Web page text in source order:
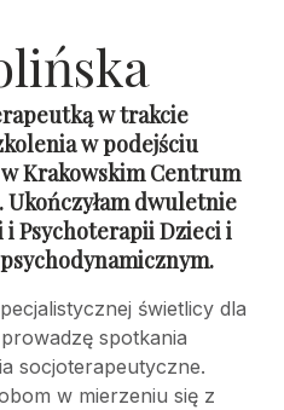
w trakcie
w podejściu
Krakowskim Centrum
dwuletnie
Psychoterapii Dzieci i
świetlicy dla
spotkania
socjoterapeutyczne.
w mierzeniu się z